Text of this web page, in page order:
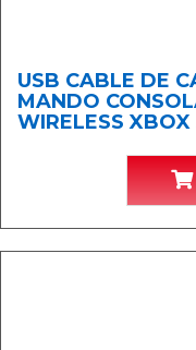
USB CABLE DE
MANDO
WIRELESS